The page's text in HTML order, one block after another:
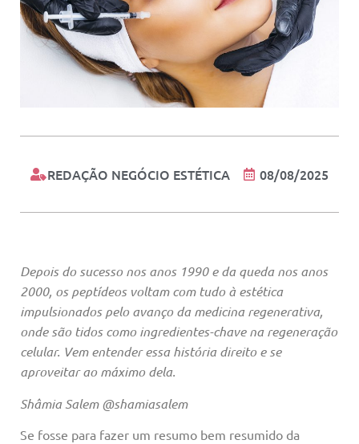
REDAÇÃO NEGÓCIO ESTÉTICA 08/08/2025
Depois do sucesso nos anos 1990 e da queda nos anos
2000, os peptídeos voltam com tudo à estética
impulsionados pelo avanço da medicina regenerativa,
onde são tidos como ingredientes-chave na regeneração
celular. Vem entender essa história direito e se
aproveitar ao máximo dela.
Shâmia Salem @shamiasalem
Se fosse para fazer um resumo bem resumido da